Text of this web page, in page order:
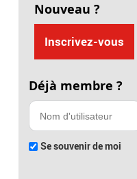
Nouveau ?
Inscrivez-vous
Déjà membre ?
Se souvenir de moi